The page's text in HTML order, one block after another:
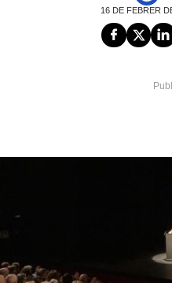
16 DE FEBRER